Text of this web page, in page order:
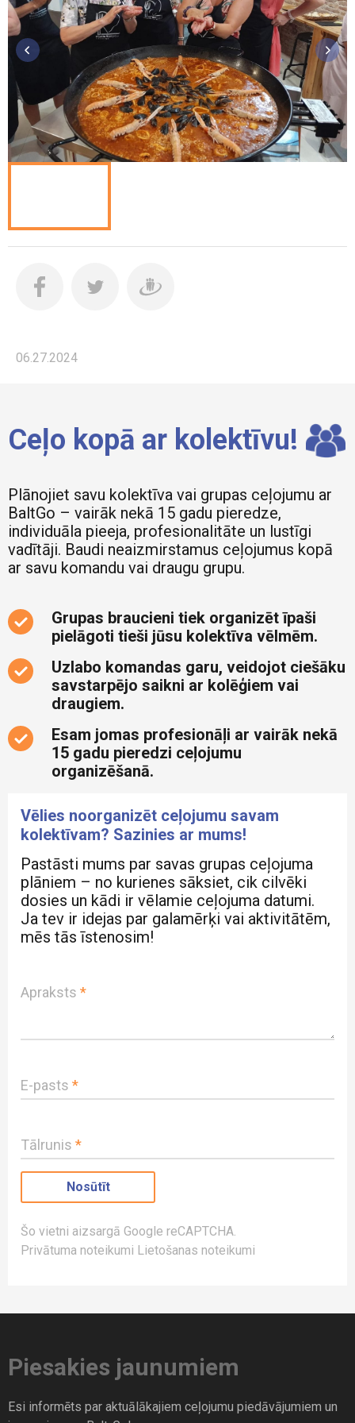
06.27.2024
Ceļo kopā ar kolektīvu!
Plānojiet savu kolektīva vai grupas ceļojumu ar
BaltGo – vairāk nekā 15 gadu pieredze,
individuāla pieeja, profesionalitāte un lustīgi
vadītāji. Baudi neaizmirstamus ceļojumus kopā
ar savu komandu vai draugu grupu.
Grupas braucieni tiek organizēt īpaši
pielāgoti tieši jūsu kolektīva vēlmēm.
Uzlabo komandas garu, veidojot ciešāku
savstarpējo saikni ar kolēģiem vai
draugiem.
Esam jomas profesionāļi ar vairāk nekā
15 gadu pieredzi ceļojumu
organizēšanā.
Vēlies noorganizēt ceļojumu savam
kolektīvam? Sazinies ar mums!
Pastāsti mums par savas grupas ceļojuma
plāniem – no kurienes sāksiet, cik cilvēki
dosies un kādi ir vēlamie ceļojuma datumi.
Ja tev ir idejas par galamērķi vai aktivitātēm,
mēs tās īstenosim!
Apraksts *
E-pasts *
Tālrunis *
Šo vietni aizsargā Google reCAPTCHA.
Privātuma noteikumi Lietošanas noteikumi
Piesakies jaunumiem
Esi informēts par aktuālākajiem ceļojumu piedāvājumiem un